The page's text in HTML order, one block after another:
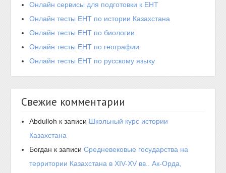
Онлайн сервисы для подготовки к ЕНТ
Онлайн тесты ЕНТ по истории Казахстана
Онлайн тесты ЕНТ по биологии
Онлайн тесты ЕНТ по географии
Онлайн тесты ЕНТ по русскому языку
Свежие комментарии
Abdulloh к записи Школьный курс истории
Казахстана
Богдан к записиСредневековые государства на
территории Казахстана в XIV-XV вв.. Ак-Орда,